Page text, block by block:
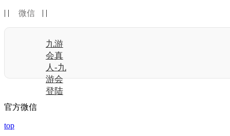
| | 微信 | |
九游
会真
人-九
游会
登陆
官方微信
top